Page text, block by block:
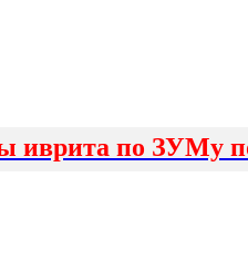
иврита по ЗУМу